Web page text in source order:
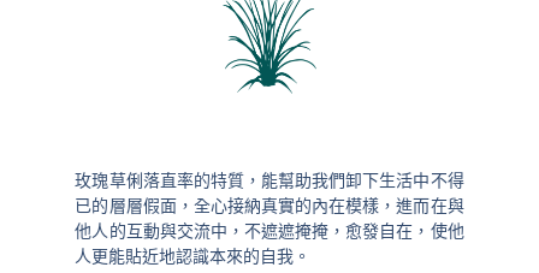
玫瑰草俐落直率的特質，能幫助我們卸下生活中不得
已的層層假面，全心接納真實的內在模樣，進而在與
他人的互動與交流中，不遮遮掩掩，愈發自在，使他
人更能貼近地認識本來的自我。